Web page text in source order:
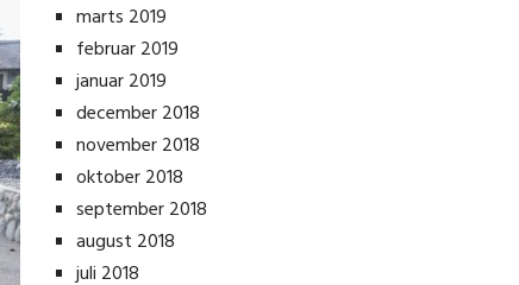
marts 2019
februar 2019
januar 2019
december 2018
november 2018
oktober 2018
september 2018
august 2018
juli 2018